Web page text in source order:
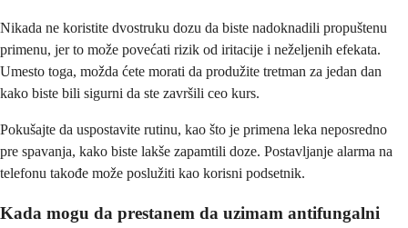
Nikada ne koristite dvostruku dozu da biste nadoknadili propuštenu
primenu, jer to može povećati rizik od iritacije i neželjenih efekata.
Umesto toga, možda ćete morati da produžite tretman za jedan dan
kako biste bili sigurni da ste završili ceo kurs.
Pokušajte da uspostavite rutinu, kao što je primena leka neposredno
pre spavanja, kako biste lakše zapamtili doze. Postavljanje alarma na
telefonu takođe može poslužiti kao korisni podsetnik.
Kada mogu da prestanem da uzimam antifungalni